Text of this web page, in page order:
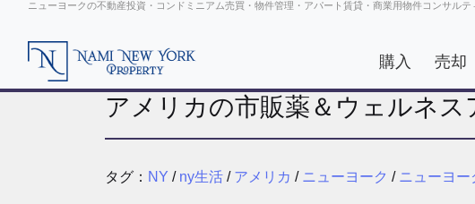
ニューヨークの不動産投資・コンドミニアム売買・物件管理・アパート賃貸・商業用物件コンサルテ
購入 売却
アメリカの市販薬＆ウェルネス
タグ： NY / ny生活 / アメリカ / ニューヨーク / ニューヨー